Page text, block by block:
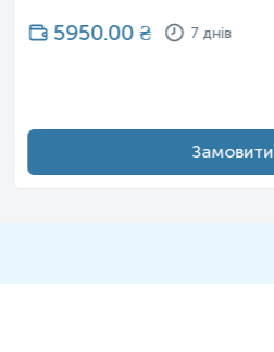
5950.00₴ 7 днів
Замовити